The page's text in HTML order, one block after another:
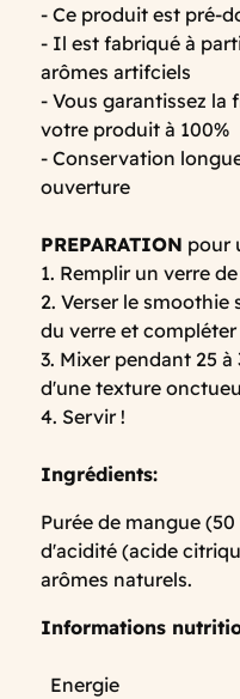
- Ce produit est pré-
- Il est fabriqué à
arômes artifciels
- Vous garantissez la
votre produit à 100%
- Conservation
ouverture
PREPARATION pour
1. Remplir un verre
2. Verser le
du verre et compléter
3. Mixer pendant 25
d'une texture
4. Servir !
Ingrédients:
Purée de mangue
d'acidité (acide
arômes naturels.
Informations
Energie